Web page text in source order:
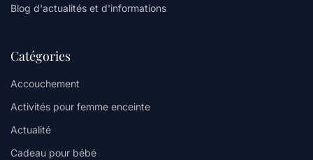
Blog d'actualités et d'informations
Catégories
Accouchement
Activités pour femme enceinte
Actualité
Cadeau pour bébé